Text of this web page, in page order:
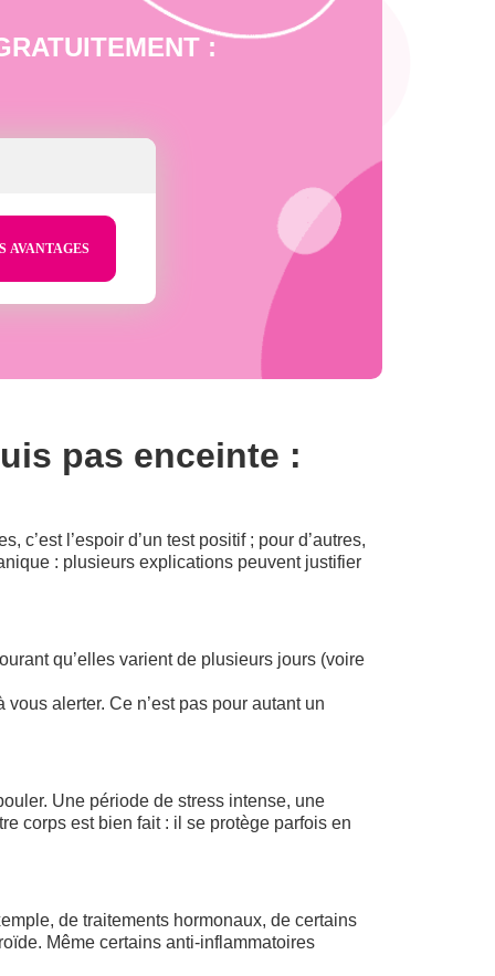
:
pas enceinte :
l’espoir d’un test positif ; pour d’autres,
: plusieurs explications peuvent justifier
qu’elles varient de plusieurs jours (voire
alerter. Ce n’est pas pour autant un
Une période de stress intense, une
corps est bien fait : il se protège parfois en
de traitements hormonaux, de certains
Même certains anti-inflammatoires